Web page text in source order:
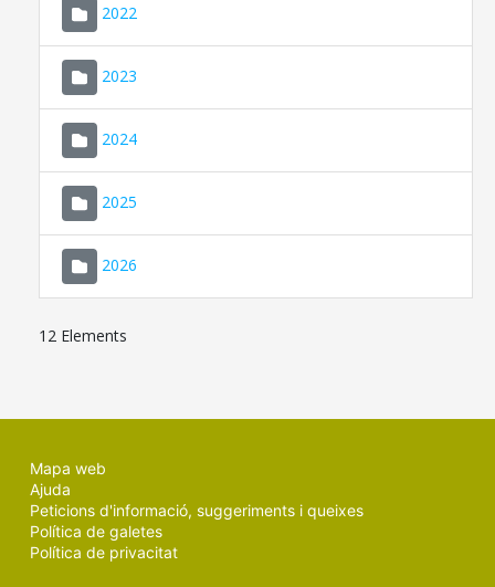
2022
2023
2024
2025
2026
12 Elements
Mapa web
Ajuda
Peticions d'informació, suggeriments i queixes
Política de galetes
Política de privacitat